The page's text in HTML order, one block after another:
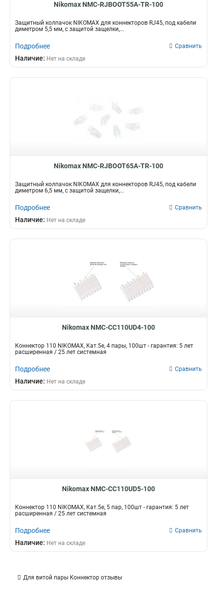
Nikomax NMC-RJBOOT55A-TR-100
Защитный колпачок NIKOMAX для коннекторов RJ45, под кабели
диметром 5,5 мм, с защитой защелки,...
Подробнее Сравнить
Наличие: Нет на складе
Nikomax NMC-RJBOOT65A-TR-100
Защитный колпачок NIKOMAX для коннекторов RJ45, под кабели
диметром 6,5 мм, с защитой защелки,...
Подробнее Сравнить
Наличие: Нет на складе
Nikomax NMC-CC110UD4-100
Коннектор 110 NIKOMAX, Кат.5е, 4 пары, 100шт - гарантия: 5 лет
расширенная / 25 лет системная
Подробнее Сравнить
Наличие: Нет на складе
Nikomax NMC-CC110UD5-100
Коннектор 110 NIKOMAX, Кат.5е, 5 пар, 100шт - гарантия: 5 лет
расширенная / 25 лет системная
Подробнее Сравнить
Наличие: Нет на складе
Для витой пары Коннектор отзывы